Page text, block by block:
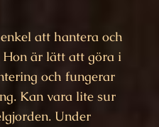
att hantera och
är lätt att göra i
och fungerar
Kan vara lite sur
Under